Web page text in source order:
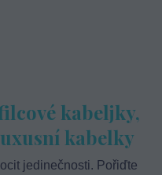
kabeljky,
kabelky
jedinečnosti. Pořiďte